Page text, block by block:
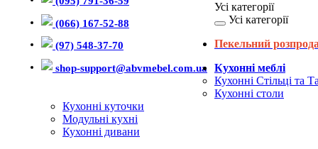
(066) 167-52-88
(97) 548-37-70
shop-support@abvmebel.com.ua
Усі категорії
Усі категорії
Пекельний
Кухонні меблі
Кухонні Стільці та
Кухонні столи
Кухонні куточки
Модульні кухні
Кухонні дивани